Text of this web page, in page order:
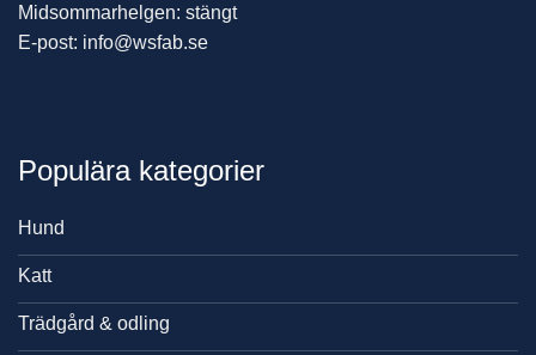
Midsommarhelgen: stängt
E-post: info@wsfab.se
Populära kategorier
Hund
Katt
Trädgård & odling